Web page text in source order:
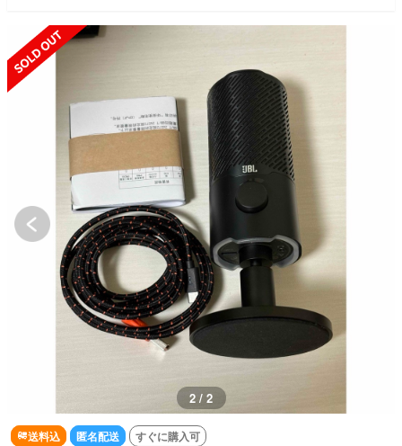
SOLD OUT
2 / 2
送料込 匿名配送 すぐに購入可